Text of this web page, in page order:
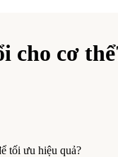
cho cơ
tối ưu hiệu quả?